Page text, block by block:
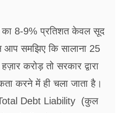
8-9% प्रतिशत केवल सूद
आप समझिए कि सालाना 25
करोड़ तो सरकार द्वारा
करने में ही चला जाता है।
Total Debt Liability (कुल